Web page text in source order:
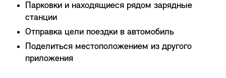
Парковки и находящиеся рядом зарядные
станции
Отправка цели поездки в автомобиль
Поделиться местоположением из другого
приложения